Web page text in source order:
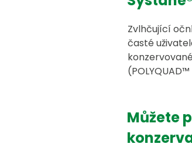
Zvlhčující
časté
(POLYQUAD™
Můžete